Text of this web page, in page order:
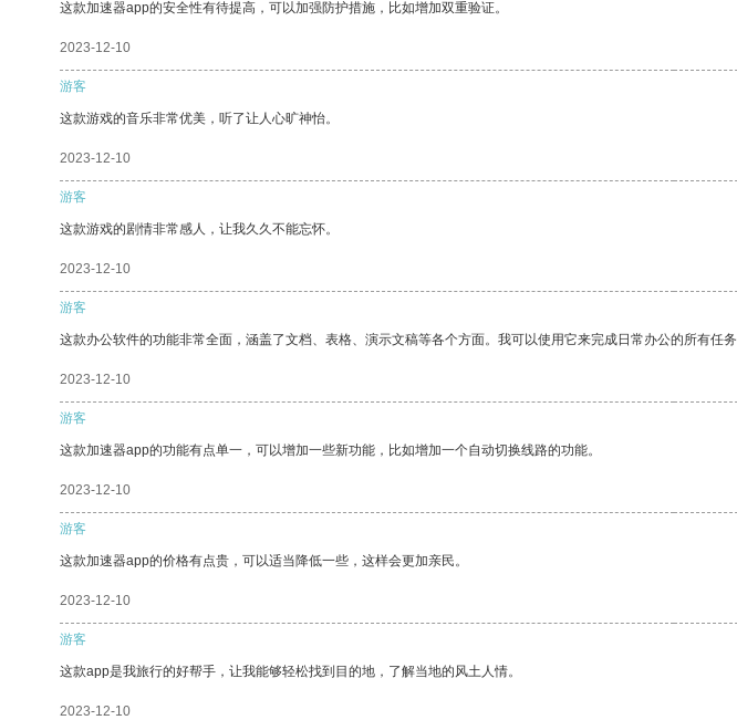
这款加速器app的安全性有待提高，可以加强防护措施，比如增加双重验证。
2023-12-10
游客
这款游戏的音乐非常优美，听了让人心旷神怡。
2023-12-10
游客
这款游戏的剧情非常感人，让我久久不能忘怀。
2023-12-10
游客
这款办公软件的功能非常全面，涵盖了文档、表格、演示文稿等各个方面。我可以使用它来完成日常办公的所有任务
2023-12-10
游客
这款加速器app的功能有点单一，可以增加一些新功能，比如增加一个自动切换线路的功能。
2023-12-10
游客
这款加速器app的价格有点贵，可以适当降低一些，这样会更加亲民。
2023-12-10
游客
这款app是我旅行的好帮手，让我能够轻松找到目的地，了解当地的风土人情。
2023-12-10